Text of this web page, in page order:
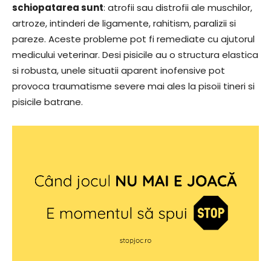
schiopatarea sunt: atrofii sau distrofii ale muschilor,
artroze, intinderi de ligamente, rahitism, paralizii si
pareze. Aceste probleme pot fi remediate cu ajutorul
medicului veterinar. Desi pisicile au o structura elastica
si robusta, unele situatii aparent inofensive pot
provoca traumatisme severe mai ales la pisoii tineri si
pisicile batrane.